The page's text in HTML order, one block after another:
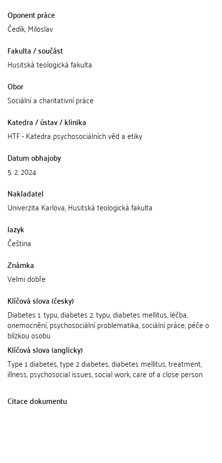
Oponent práce
Čedík, Miloslav
Fakulta / součást
Husitská teologická fakulta
Obor
Sociální a charitativní práce
Katedra / ústav / klinika
HTF - Katedra psychosociálních věd a etiky
Datum obhajoby
5. 2. 2024
Nakladatel
Univerzita Karlova, Husitská teologická fakulta
Jazyk
Čeština
Známka
Velmi dobře
Klíčová slova (česky)
Diabetes 1. typu, diabetes 2. typu, diabetes mellitus, léčba,
onemocnění, psychosociální problematika, sociální práce, péče o
blízkou osobu
Klíčová slova (anglicky)
Type 1 diabetes, type 2 diabetes, diabetes mellitus, treatment,
illness, psychosocial issues, social work, care of a close person
Citace dokumentu